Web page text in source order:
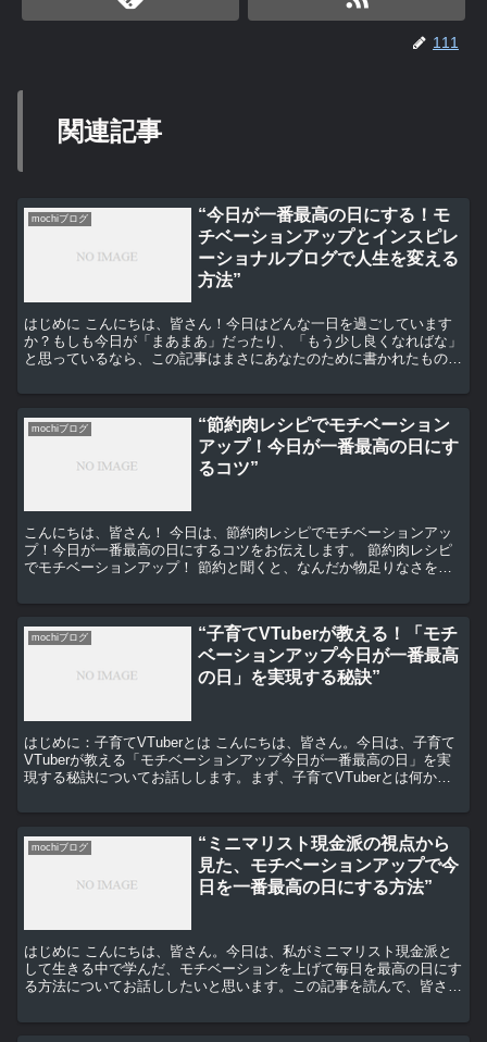
111
関連記事
mochiブログ
“今日が一番最高の日にする！モ
チベーションアップとインスピレ
ーショナルブログで人生を変える
方法”
はじめに こんにちは、皆さん！今日はどんな一日を過ごしています
か？もしも今日が「まあまあ」だったり、「もう少し良くなればな」
と思っているなら、この記事はまさにあなたのために書かれたもので
mochiブログ
“節約肉レシピでモチベーション
アップ！今日が一番最高の日にす
るコツ”
こんにちは、皆さん！ 今日は、節約肉レシピでモチベーションアッ
プ！今日が一番最高の日にするコツをお伝えします。 節約肉レシピ
でモチベーションアップ！ 節約と聞くと、なんだか物足りなさを感
mochiブログ
“子育てVTuberが教える！「モチ
ベーションアップ今日が一番最高
の日」を実現する秘訣”
はじめに：子育てVTuberとは こんにちは、皆さん。今日は、子育て
VTuberが教える「モチベーションアップ今日が一番最高の日」を実
現する秘訣についてお話しします。まず、子育てVTuberとは何か、
mochiブログ
“ミニマリスト現金派の視点から
見た、モチベーションアップで今
日を一番最高の日にする方法”
はじめに こんにちは、皆さん。今日は、私がミニマリスト現金派と
して生きる中で学んだ、モチベーションを上げて毎日を最高の日にす
る方法についてお話ししたいと思います。この記事を読んで、皆さん